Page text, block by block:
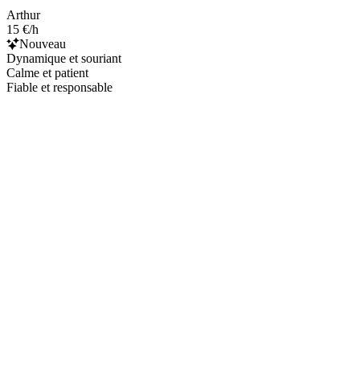
Arthur
15 €/h
Nouveau
Dynamique et souriant
Calme et patient
Fiable et responsable